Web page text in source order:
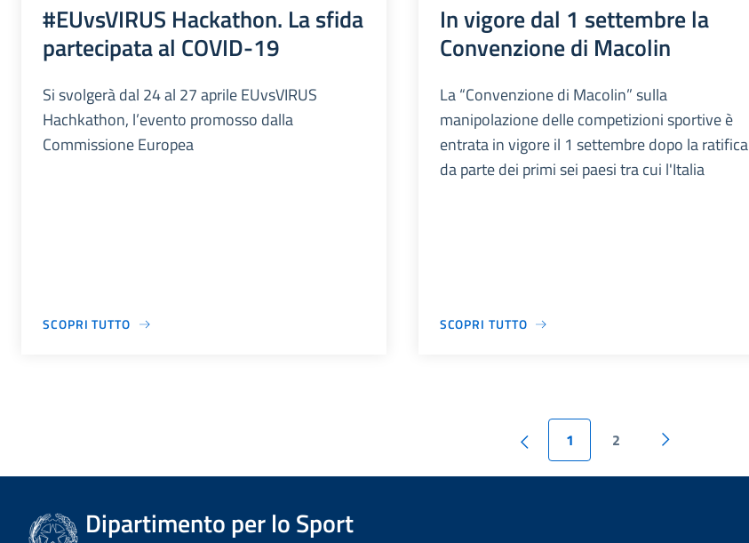
#EUvsVIRUS Hackathon. La sfida
partecipata al COVID-19
Si svolgerà dal 24 al 27 aprile EUvsVIRUS
Hachkathon, l’evento promosso dalla
Commissione Europea
SCOPRI TUTTO
In vigore dal 1 settembre la
Convenzione di Macolin
La “Convenzione di Macolin” sulla
manipolazione delle competizioni sportive è
entrata in vigore il 1 settembre dopo la ratifica
da parte dei primi sei paesi tra cui l'Italia
SCOPRI TUTTO
1 2
Dipartimento per lo Sport